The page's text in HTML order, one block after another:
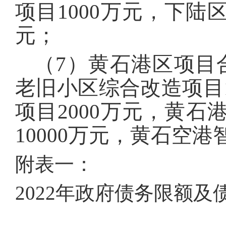
项目1000万元，下陆
元；
（7）黄石港区项
老旧小区综合改造项
项目2000万元，黄石
10000万元，黄石空港
附表一：
2022年政府债务限额及